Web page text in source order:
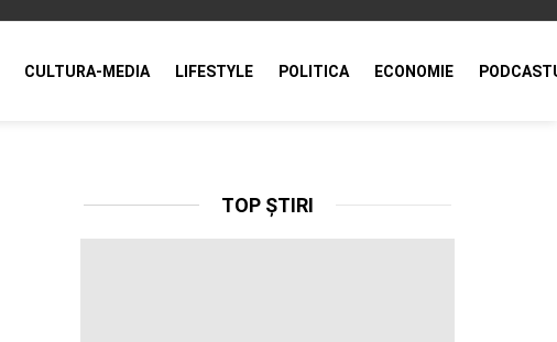
CULTURA-MEDIA LIFESTYLE POLITICA ECONOMIE
TOP ȘTIRI